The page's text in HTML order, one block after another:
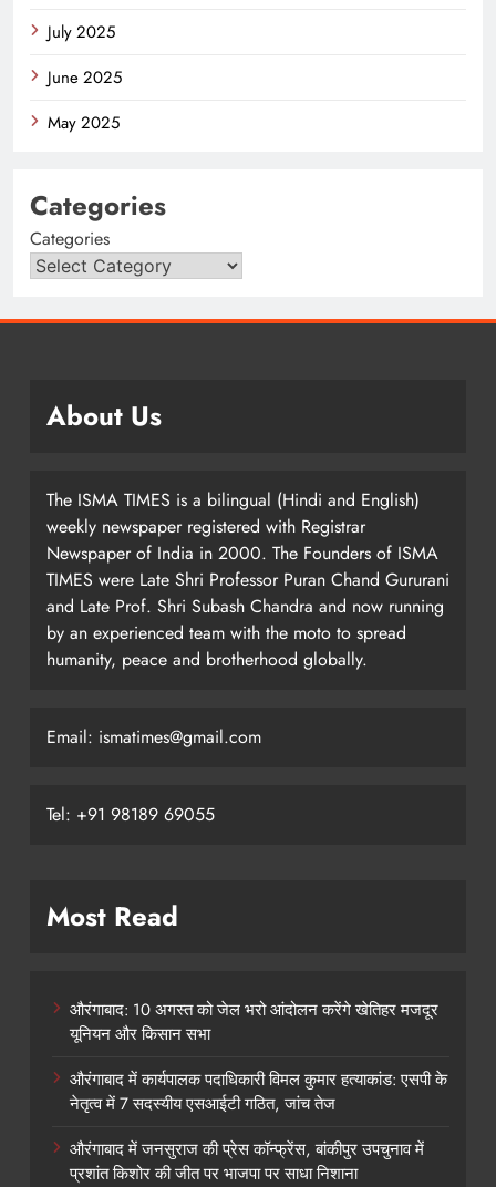
July 2025
June 2025
May 2025
Categories
Categories
About Us
The ISMA TIMES is a bilingual (Hindi and English)
weekly newspaper registered with Registrar
Newspaper of India in 2000. The Founders of ISMA
TIMES were Late Shri Professor Puran Chand Gururani
and Late Prof. Shri Subash Chandra and now running
by an experienced team with the moto to spread
humanity, peace and brotherhood globally.
Email: ismatimes@gmail.com
Tel: +91 98189 69055
Most Read
औरंगाबाद: 10 अगस्त को जेल भरो आंदोलन करेंगे खेतिहर मजदूर
यूनियन और किसान सभा
औरंगाबाद में कार्यपालक पदाधिकारी विमल कुमार हत्याकांड: एसपी के
नेतृत्व में 7 सदस्यीय एसआईटी गठित, जांच तेज
औरंगाबाद में जनसुराज की प्रेस कॉन्फ्रेंस, बांकीपुर उपचुनाव में
प्रशांत किशोर की जीत पर भाजपा पर साधा निशाना